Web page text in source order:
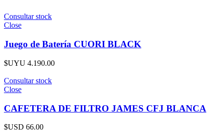
Consultar stock
Close
Juego de Batería CUORI BLACK
$UYU 4.190.00
Consultar stock
Close
CAFETERA DE FILTRO JAMES CFJ BLANCA
$USD 66.00